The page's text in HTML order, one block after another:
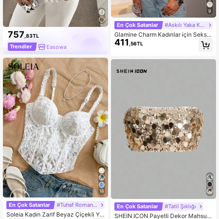
757 ,83TL
Trendler Easowa
16
En Çok Satanlar #Tuhaf Romantizm
Soleia Kadın Zarif Beyaz Çiçekli Ya
9
En Çok Satanlar #Askılı Yaka Kıyafet
Glamine Charm Kadınlar için Seksi
Asimetrik Pullu Noel Atlet, Gece Kul
übü Partisi İçin Parıltılı Üst Tatil Part
411 ,56TL
En Çok Satanlar #Tatil Şıklığı
SHEIN ICON Payetli Dekor Mahsul